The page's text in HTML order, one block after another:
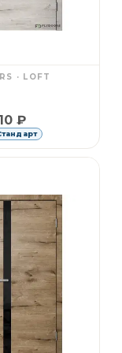
· LOFT
₽ Сбер 6